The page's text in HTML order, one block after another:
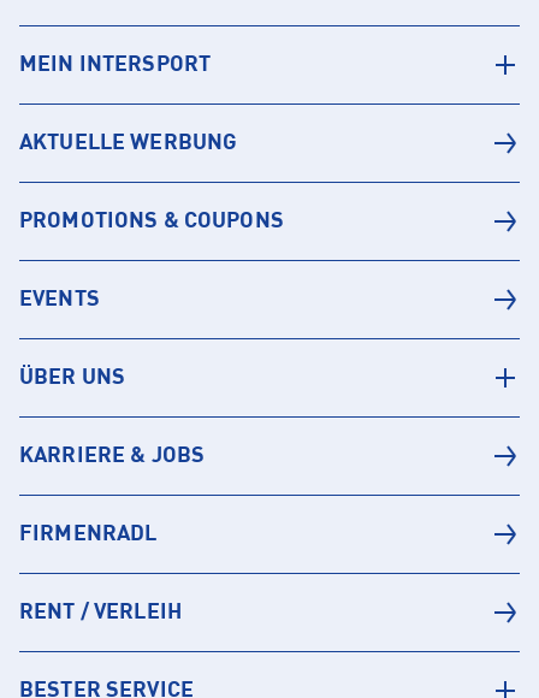
MEIN INTERSPORT
AKTUELLE WERBUNG
PROMOTIONS & COUPONS
EVENTS
ÜBER UNS
KARRIERE & JOBS
FIRMENRADL
RENT / VERLEIH
BESTER SERVICE